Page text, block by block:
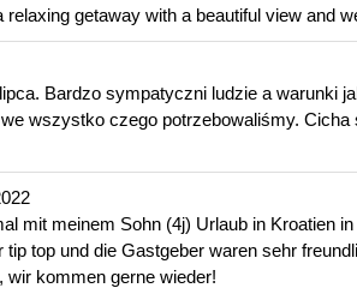
relaxing getaway with a beautiful view and
Bardzo sympatyczni ludzie a warunki
wszystko czego potrzebowaliśmy.
mit meinem Sohn (4j) Urlaub in Kroatien
top und die Gastgeber waren sehr
wir kommen gerne wieder!